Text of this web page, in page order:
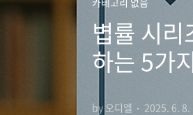
볍률 시
하는 5가
by 오디엘 2025. 6. 8.